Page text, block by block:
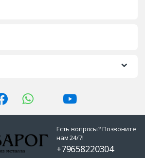
Есть вопросы? Позвоните
нам 24/7!
+79658220304